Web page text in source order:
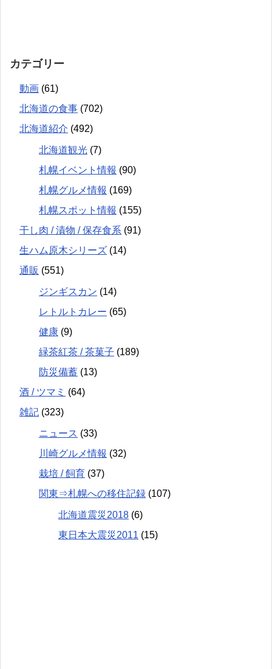
カテゴリー
動画 (61)
北海道の食事 (702)
北海道紹介 (492)
北海道観光 (7)
札幌イベント情報 (90)
札幌グルメ情報 (169)
札幌スポット情報 (155)
干し肉 / 漬物 / 保存食系 (91)
生ハム原木シリーズ (14)
通販 (551)
ジンギスカン (14)
レトルトカレー (65)
健康 (9)
緑茶紅茶 / 茶菓子 (189)
防災備蓄 (13)
酒 / ツマミ (64)
雑記 (323)
ニュース (33)
川崎グルメ情報 (32)
栽培 / 飼育 (37)
関東⇒札幌への移住記録 (107)
北海道震災2018 (6)
東日本大震災2011 (15)